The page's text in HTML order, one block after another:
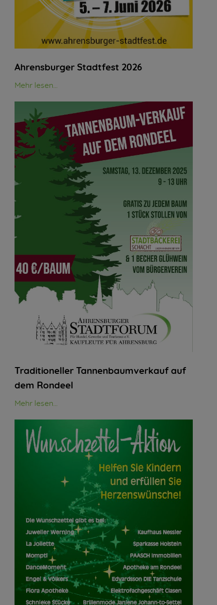
Ahrensburger Stadtfest 2026
Mehr lesen...
Traditioneller Tannenbaumverkauf auf
dem Rondeel
Mehr lesen...